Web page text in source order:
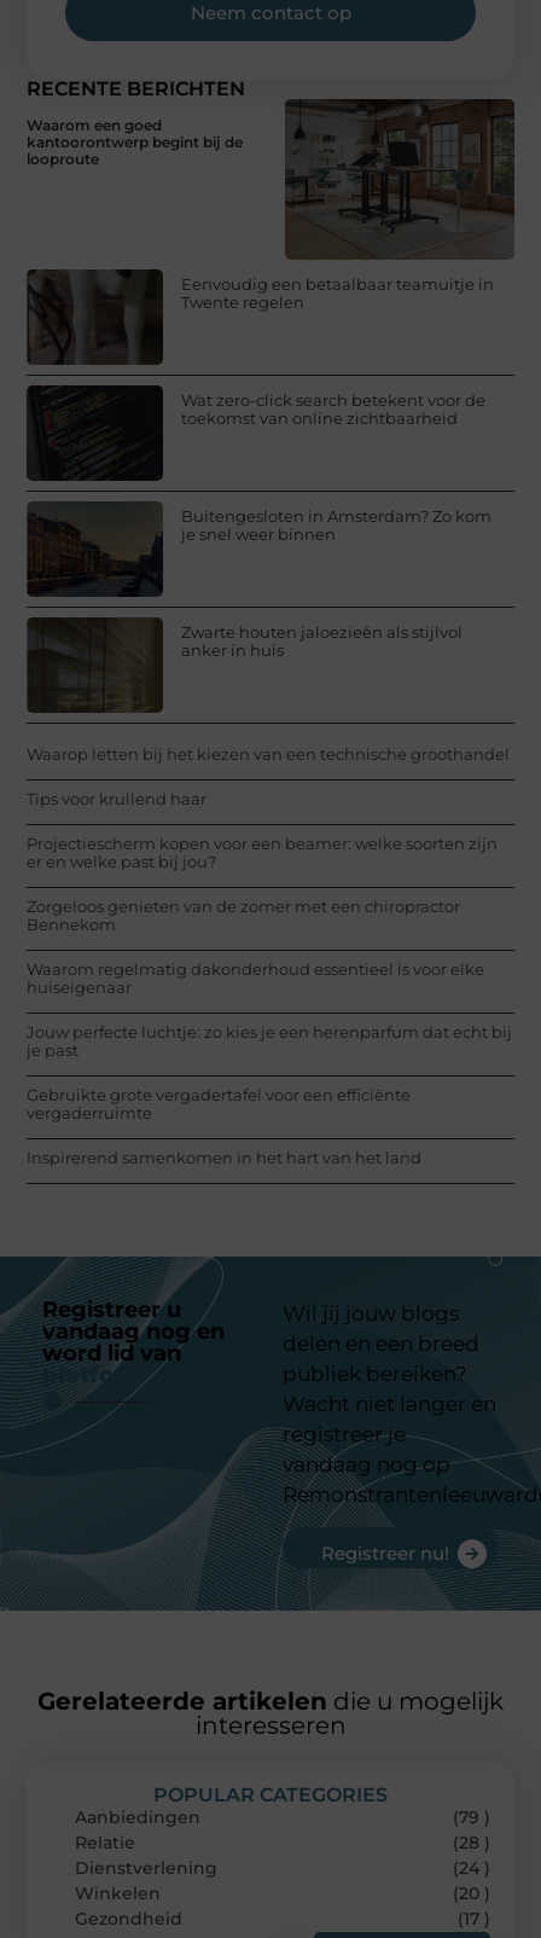
RECENTE BERICHTEN
Waarom een goed
kantoorontwerp begint bij de
looproute
Eenvoudig een betaalbaar teamuitje in
Twente regelen
Wat zero-click search betekent voor de
toekomst van online zichtbaarheid
Buitengesloten in Amsterdam? Zo kom
je snel weer binnen
Zwarte houten jaloezieën als stijlvol
anker in huis
Waarop letten bij het kiezen van een technische groothandel
Tips voor krullend haar
Projectiescherm kopen voor een beamer: welke soorten zijn
er en welke past bij jou?
Zorgeloos genieten van de zomer met een chiropractor
Bennekom
Waarom regelmatig dakonderhoud essentieel is voor elke
huiseigenaar
Jouw perfecte luchtje: zo kies je een herenparfum dat echt bij
je past
Gebruikte grote vergadertafel voor een efficiënte
vergaderruimte
Inspirerend samenkomen in het hart van het land
Neem contact op
Registreer u
vandaag nog en
word lid van
platform
Wil jij jouw blogs
delen en een breed
publiek bereiken?
Wacht niet langer en
registreer je
vandaag nog op
Registreer nu!
Gerelateerde artikelen die u mogelijk
interesseren
POPULAR CATEGORIES
Aanbiedingen
(79 )
Relatie
(28 )
Dienstverlening
(24 )
Winkelen
(20 )
Gezondheid
(17 )